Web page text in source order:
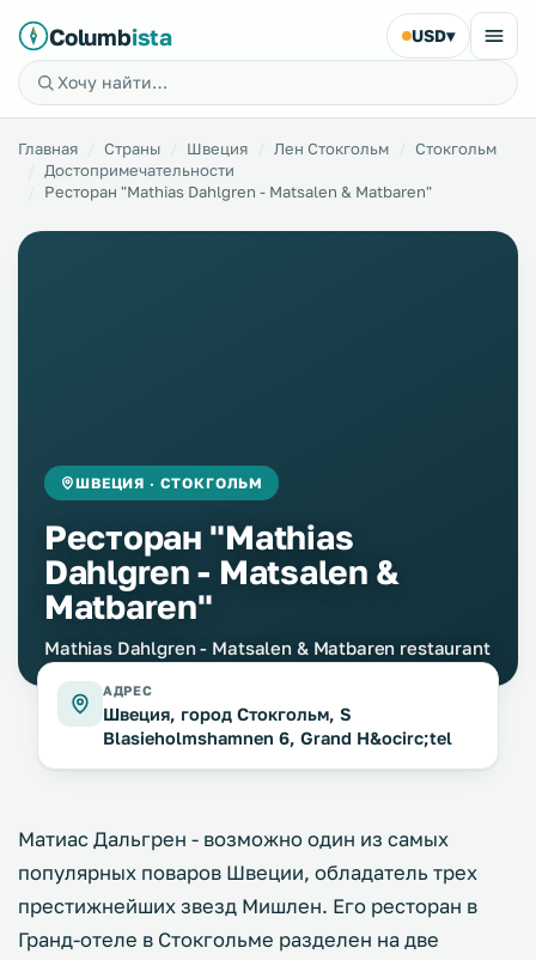
Columbista USD▾
Главная Страны Швеция Лен Стокгольм
Стокгольм
Достопримечательности
Ресторан "Mathias Dahlgren - Matsalen & Matbaren"
ШВЕЦИЯ · СТОКГОЛЬМ
Ресторан "Mathias
Dahlgren - Matsalen &
Matbaren"
Mathias Dahlgren - Matsalen & Matbaren restaurant
АДРЕС
Швеция, город Стокгольм, S
Blasieholmshamnen 6, Grand H&ocirc;tel
Матиас Дальгрен - возможно один из самых
популярных поваров Швеции, обладатель трех
престижнейших звезд Мишлен. Его ресторан в
Гранд-отеле в Стокгольме разделен на две